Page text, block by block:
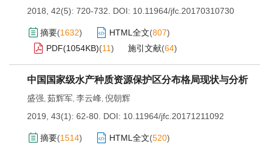
2018, 42(5): 720-732.
DOI: 10.11964/jfc.20170310730
摘要(1632) HTML全文(807)
PDF(1054KB)(11) 施引文献(64)
中国国家级水产种质资源保护区分布格局现状与分析
盛强, 茹辉军, 李云峰, 倪朝辉
2019, 43(1): 62-80. DOI: 10.11964/jfc.20171211092
摘要(1514) HTML全文(520)